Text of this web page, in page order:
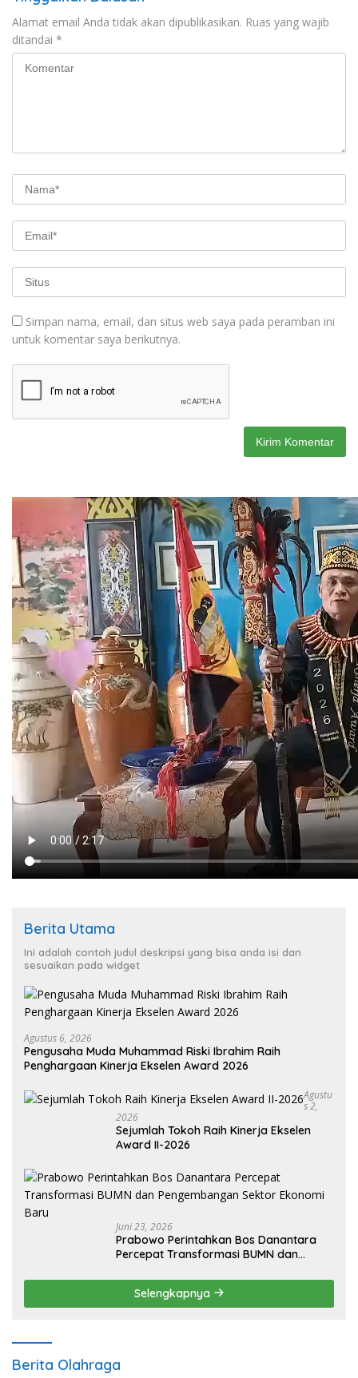
Alamat email Anda tidak akan dipublikasikan. Ruas yang wajib
ditandai *
Simpan nama, email, dan situs web saya pada peramban ini
untuk komentar saya berikutnya.
Berita Utama
Ini adalah contoh judul deskripsi yang bisa anda isi dan
sesuaikan pada widget
Agustus 6, 2026
Pengusaha Muda Muhammad Riski Ibrahim Raih
Penghargaan Kinerja Ekselen Award 2026
Agustu
S 2,
2026
Sejumlah Tokoh Raih Kinerja Ekselen
Award II-2026
Juni 23, 2026
Prabowo Perintahkan Bos Danantara
Percepat Transformasi BUMN dan
Selengkapnya
Berita Olahraga